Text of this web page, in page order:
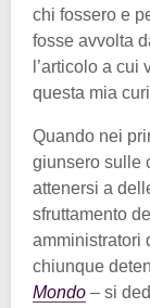
chi fossero e
fosse avvolta
l’articolo a
questa mia
Quando nei
giunsero sulle
attenersi a
sfruttamento
amministratori
chiunque
Mondo – si